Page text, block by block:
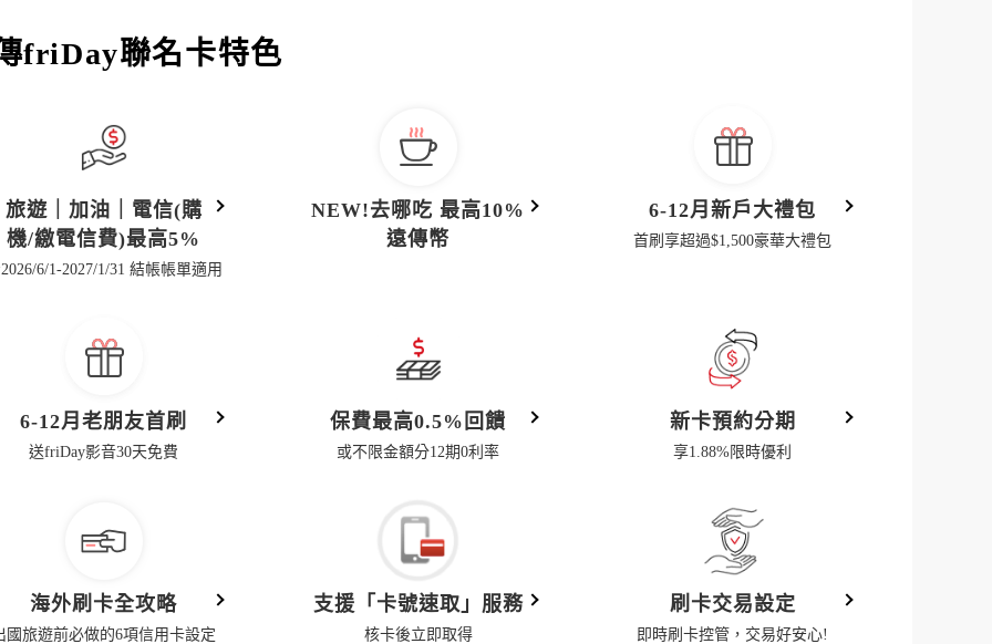
friDay聯名卡特色
旅遊｜加油｜電信(購
機/繳電信費)最高5%
6/1-2027/1/31 結帳帳單適用
NEW!去哪吃 最高10%
遠傳幣
6-12月新戶大禮包
首刷享超過$1,500豪華大禮包
6-12月老朋友首刷
送friDay影音30天免費
保費最高0.5%回饋
或不限金額分12期0利率
新卡預約分期
享1.88%限時優利
海外刷卡全攻略
國旅遊前必做的6項信用卡設定
支援「卡號速取」服務
核卡後立即取得
刷卡交易設定
即時刷卡控管，交易好安心!